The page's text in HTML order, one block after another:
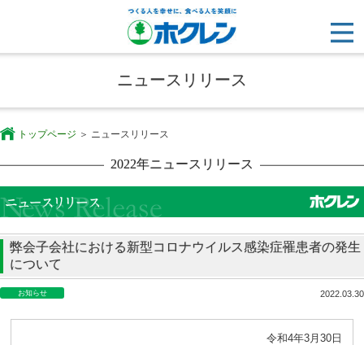
ニュースリリース
トップページ ニュースリリース
2022年ニュースリリース
弊会子会社における新型コロナウイルス感染症罹患者の発生
について
お知らせ 2022.03.30
令和4年3月30日